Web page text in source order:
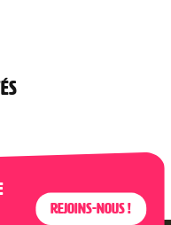
Rejoins-nous !